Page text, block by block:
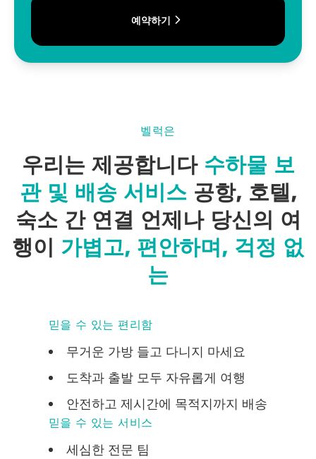
예약하기
벨럭은
우리는 제공합니다 수하물 보
관 및 배송 서비스 공항, 호텔,
숙소 간 연결 언제나 당신의 여
행이 가볍고, 편안하며, 걱정 없
는
믿을 수 있는 편리함
무거운 가방 들고 다니지 마세요
도착과 출발 모두 자유롭게 여행
안전하고 제시간에 목적지까지 배송
믿을 수 있는 서비스
세심한 전문 팀